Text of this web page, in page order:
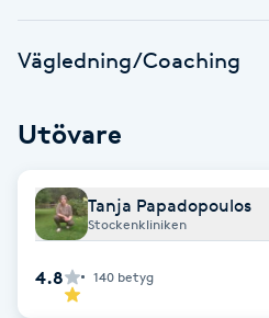
Celluliter
Coachning
Color correction
Cryoterapi
Damklippning
Vägledning/Coaching
Utövare
Tanja Papadopoulos
Stockenkliniken
4.8 140 betyg